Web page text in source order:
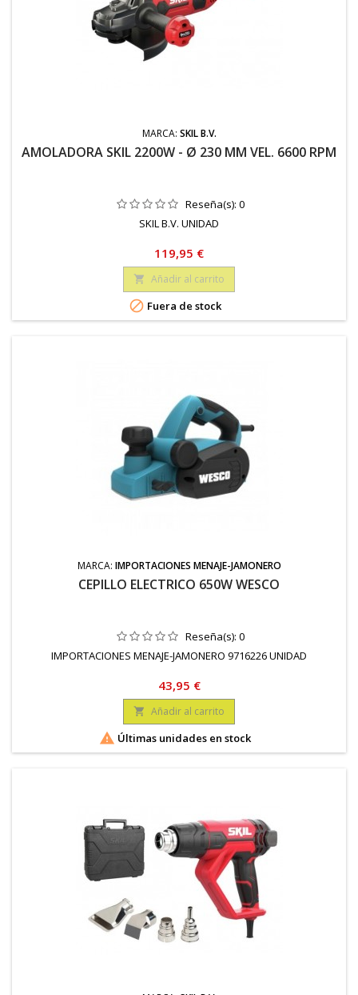
MARCA: SKIL B.V.
AMOLADORA SKIL 2200W - Ø 230 MM VEL. 6600 RPM
Reseña(s): 0
SKIL B.V. UNIDAD
Precio
119,95 €
 Añadir al carrito
 Fuera de stock
MARCA: IMPORTACIONES MENAJE-JAMONERO
CEPILLO ELECTRICO 650W WESCO
Reseña(s): 0
IMPORTACIONES MENAJE-JAMONERO 9716226 UNIDAD
Precio
43,95 €
 Añadir al carrito
 Últimas unidades en stock